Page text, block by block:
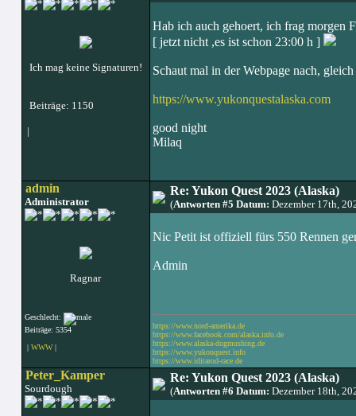
Ich mag keine Signaturen!
Beiträge: 1150
|
Hab ich auch gehoert, ich frag morgen
[ jetzt nicht ,es ist schon 23:00 h ]
Schaut mal in der Webpage nach,
https://www.yukonquestalaska.com
good night
Milaq
admin
Administrator
Ragnar
Geschlecht:
Beiträge: 5354
| WWW|
Re: Yukon Quest 2023 (Alaska)
(Antworten #5 Datum: Dezember 17th,
Nic Petit ist offiziell fürs 550 Rennen
Admin
https://www.nord-amerika.de
https://www.facebook.com/alaska.info.de
https://www.alaska-dogmushing.de
https://www.yukonquest.info
https://www.iditarod-race.de
Peter_Kamper
Sourdough
Re: Yukon Quest 2023 (Alaska)
(Antworten #6 Datum: Dezember 18th,